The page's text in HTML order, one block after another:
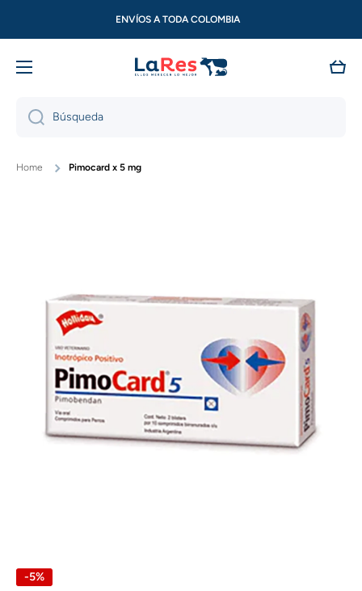
Ir directamente al contenidoENVÍOS A TODA COLOMBIA
Búsqueda
Home Pimocard x 5 mg
-5%